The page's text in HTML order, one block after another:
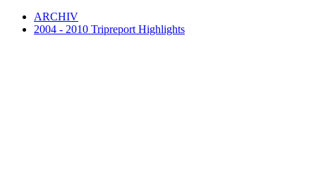
ARCHIV
2004 - 2010 Tripreport Highlights